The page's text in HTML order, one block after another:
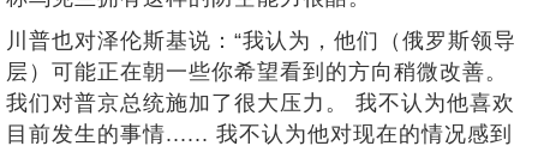
川普也对泽伦斯基说：“我认为，他们（俄罗斯领导
层）可能正在朝一些你希望看到的方向稍微改善。
我们对普京总统施加了很大压力。 我不认为他喜欢
目前发生的事情...... 我不认为他对现在的情况感到